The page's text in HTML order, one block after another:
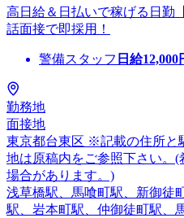
高日給＆日払いで稼げる日勤
話面接で即採用！
警備スタッフ 日給12,000
勤務地
面接地
東京都台東区 ※記載の住所と
地は原稿内をご参照下さい。
場合があります。)
浅草橋駅、馬喰町駅、新御徒
駅、岩本町駅、仲御徒町駅、